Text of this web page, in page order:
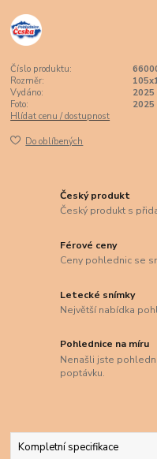
Číslo produktu:
Rozměr:
Vydáno:
2025
Foto:
2025
Hlídat cenu / dostupnost
Do oblíbených
Český produkt
Český produkt s
Férové ceny
Ceny pohlednic se
Letecké snímky
Největší nabídka
Pohlednice na míru
Nenašli jste
poptávku.
Kompletní specifikace